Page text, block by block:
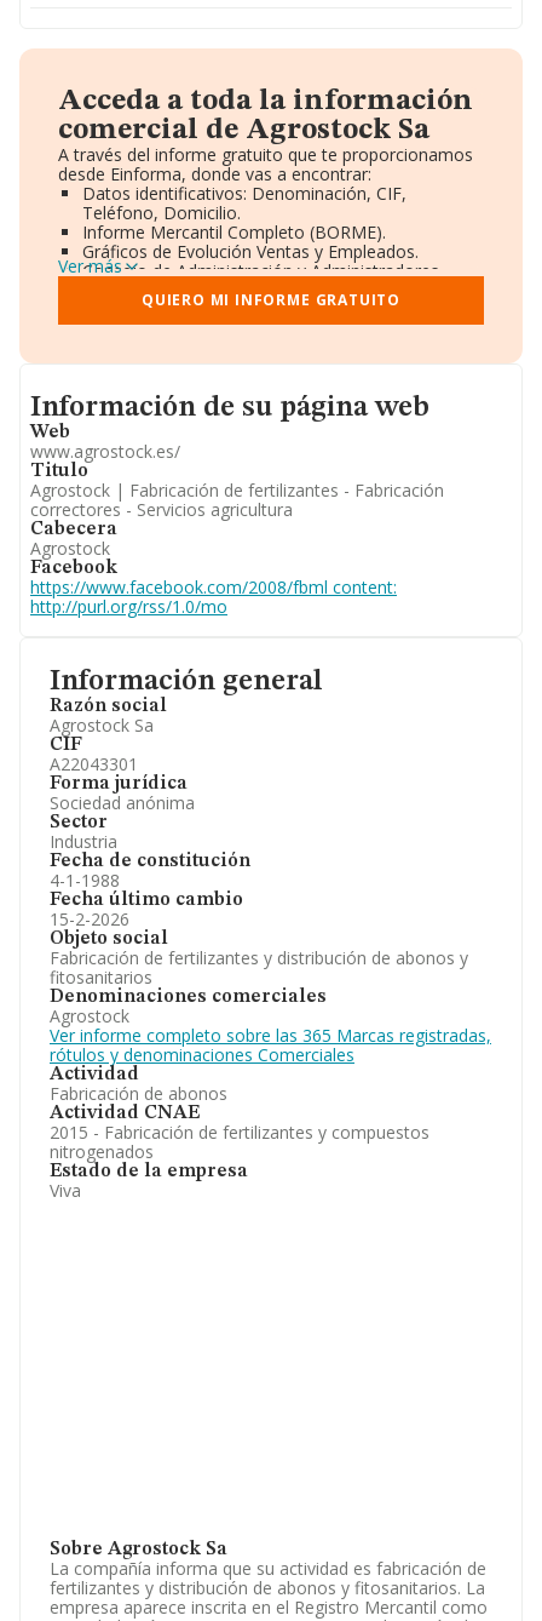
Información general
Razón social
Agrostock Sa
CIF
A22043301
Forma jurídica
Sociedad anónima
Sector
Industria
Fecha de constitución
4-1-1988
Fecha último cambio
15-2-2026
Objeto social
Fabricación de fertilizantes y distribución de abonos y
fitosanitarios
Denominaciones comerciales
Agrostock
Ver informe completo sobre las 365 Marcas registradas,
rótulos y denominaciones Comerciales
Actividad
Fabricación de abonos
Actividad CNAE
2015 - Fabricación de fertilizantes y compuestos
nitrogenados
Estado de la empresa
Viva
Sobre Agrostock Sa
La compañía informa que su actividad es fabricación de
fertilizantes y distribución de abonos y fitosanitarios. La
empresa aparece inscrita en el Registro Mercantil como
Acceda a toda la información
comercial de Agrostock Sa
A través del informe gratuito que te proporcionamos
desde Einforma, donde vas a encontrar:
Datos identificativos: Denominación, CIF,
Teléfono, Domicilio.
Informe Mercantil Completo (BORME).
Gráficos de Evolución Ventas y Empleados.
Consejo de Administración y Administradores.
Directivos y Ejecutivos.
Accionistas.
Participaciones y Vinculaciones en otras empresas.
Información oficial y registral complementaria.
Ver más
QUIERO MI INFORME GRATUITO
Informacion de su página web
Información de su página web
Web
www.agrostock.es/
Titulo
Agrostock | Fabricación de fertilizantes - Fabricación
correctores - Servicios agricultura
Cabecera
Agrostock
Facebook
https://www.facebook.com/2008/fbml content:
http://purl.org/rss/1.0/mo